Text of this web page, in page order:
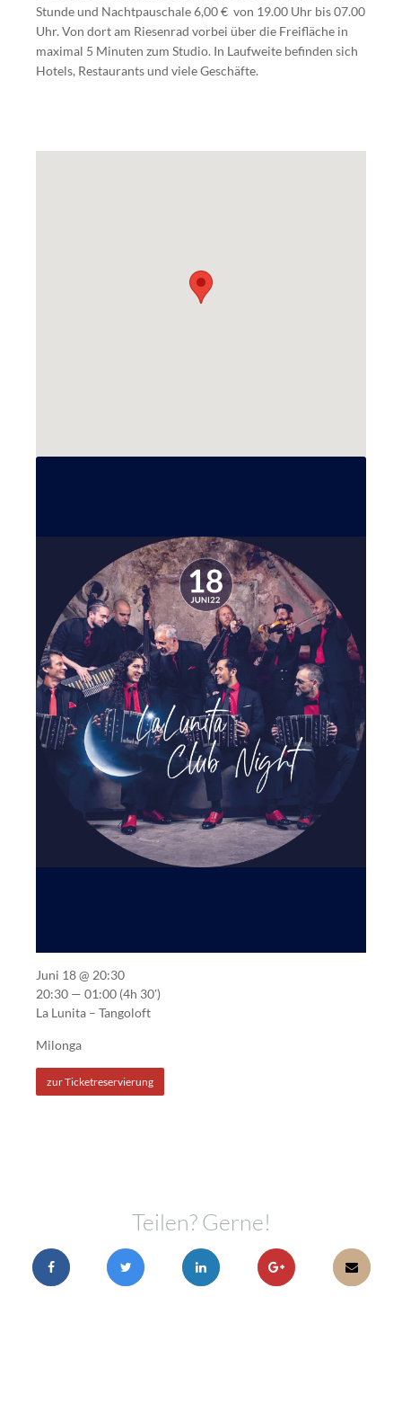
Stunde und Nachtpauschale 6,00 € von 19.00 Uhr bis 07.00
Uhr. Von dort am Riesenrad vorbei über die Freifläche in
maximal 5 Minuten zum Studio. In Laufweite befinden sich
Hotels, Restaurants und viele Geschäfte.
Juni 18 @ 20:30
20:30 — 01:00 (4h 30′)
La Lunita – Tangoloft
Milonga
zur Ticketreservierung
Teilen? Gerne!